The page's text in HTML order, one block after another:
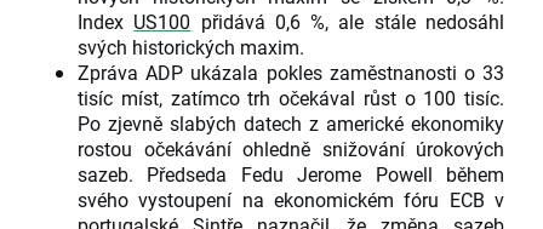
Index US100 přidává 0,6 %, ale stále nedosáhl
svých historických maxim.
Zpráva ADP ukázala pokles zaměstnanosti o 33
tisíc míst, zatímco trh očekával růst o 100 tisíc.
Po zjevně slabých datech z americké ekonomiky
rostou očekávání ohledně snižování úrokových
sazeb. Předseda Fedu Jerome Powell během
svého vystoupení na ekonomickém fóru ECB v